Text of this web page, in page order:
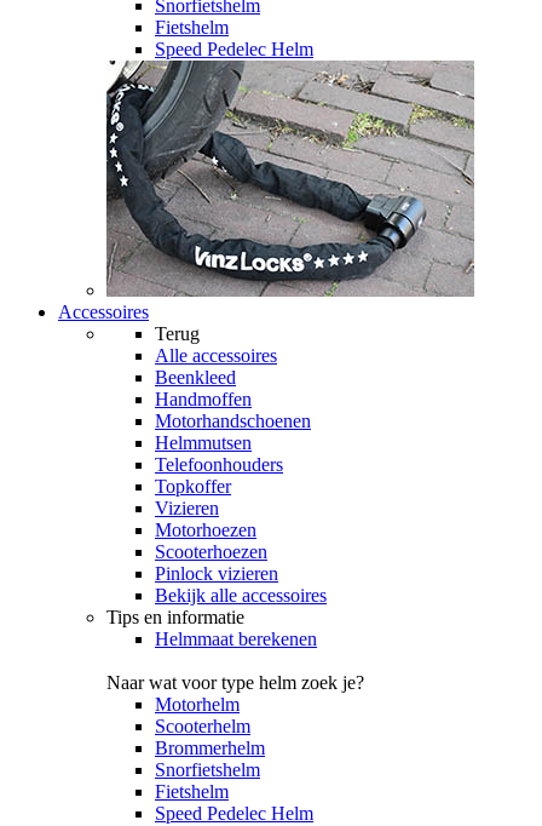
Snorfietshelm
Fietshelm
Speed Pedelec Helm
Accessoires
Terug
Alle accessoires
Beenkleed
Handmoffen
Motorhandschoenen
Helmmutsen
Telefoonhouders
Topkoffer
Vizieren
Motorhoezen
Scooterhoezen
Pinlock vizieren
Bekijk alle accessoires
Tips en informatie
Helmmaat berekenen
Naar wat voor type helm zoek je?
Motorhelm
Scooterhelm
Brommerhelm
Snorfietshelm
Fietshelm
Speed Pedelec Helm